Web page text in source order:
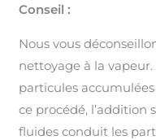
Conseil :
Nous vous
nettoyage à la
particules
ce procédé, l’addition
fluides conduit les